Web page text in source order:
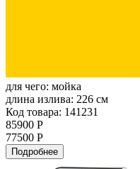
для чего: мойка
длина излива: 226 см
Код товара: 141231
85900 Р
77500 Р
Подробнее